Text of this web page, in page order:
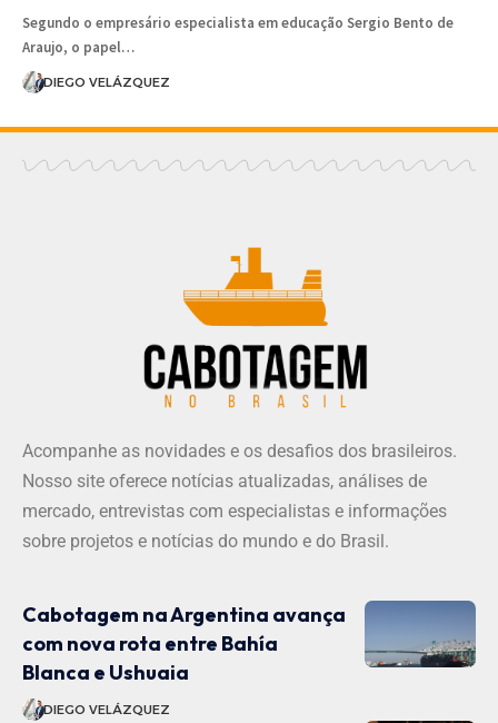
Segundo o empresário especialista em educação Sergio Bento de
Araujo, o papel…
DIEGO VELÁZQUEZ
Acompanhe as novidades e os desafios dos brasileiros.
Nosso site oferece notícias atualizadas, análises de
mercado, entrevistas com especialistas e informações
sobre projetos e notícias do mundo e do Brasil.
Cabotagem na Argentina avança
com nova rota entre Bahía
Blanca e Ushuaia
DIEGO VELÁZQUEZ